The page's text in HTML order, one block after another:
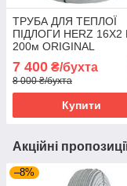
ТРУБА ДЛЯ ТЕПЛОЇ
ПІДЛОГИ HERZ 16X2
200м ORIGINAL
7 400 ₴/бухта
8 000 ₴/бухта
Купити
Акційні
–8%